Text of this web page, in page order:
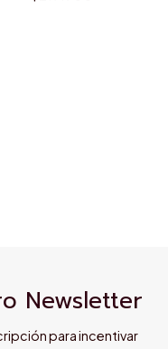
Newsletter
para incentivar